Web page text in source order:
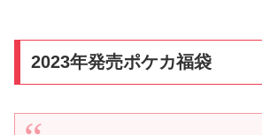
2023年発売ポケカ福袋